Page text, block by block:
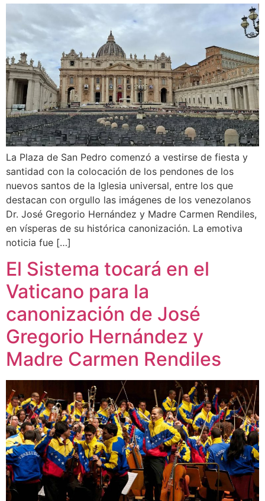
La Plaza de San Pedro comenzó a vestirse de fiesta y
santidad con la colocación de los pendones de los
nuevos santos de la Iglesia universal, entre los que
destacan con orgullo las imágenes de los venezolanos
Dr. José Gregorio Hernández y Madre Carmen Rendiles,
en vísperas de su histórica canonización. La emotiva
noticia fue […]
El Sistema tocará en el
Vaticano para la
canonización de José
Gregorio Hernández y
Madre Carmen Rendiles